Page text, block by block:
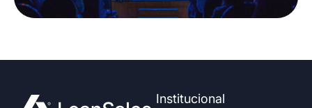
Institucional